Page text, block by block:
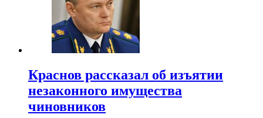
Краснов рассказал об изъятии
незаконного имущества
чиновников